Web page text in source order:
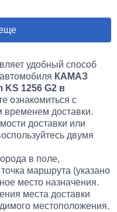
удобный способ
КАМАЗ
KS 1256 G2 в
ознакомиться с
временем доставки.
доставки или
двумя
в поле,
маршрута (указано
место назначения.
места доставки
местоположения.